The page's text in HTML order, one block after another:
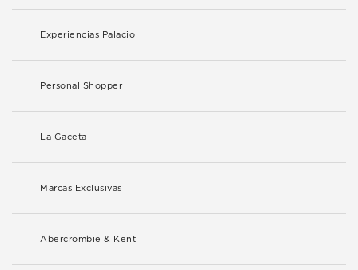
Experiencias Palacio
Personal Shopper
La Gaceta
Marcas Exclusivas
Abercrombie & Kent